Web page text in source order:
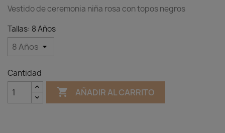
Vestido de ceremonia niña rosa con topos negros
Tallas: 8 Años
Cantidad
 AÑADIR AL CARRITO